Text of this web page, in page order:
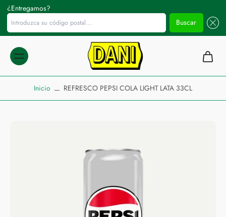
¿Entregamos?
Introduzca su código postal...
Buscar
al
Inicio REFRESCO PEPSI COLA LIGHT LATA 33CL